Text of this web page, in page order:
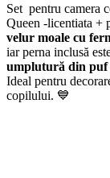
Set pentru camera
Queen -licentiata +
velur moale cu
iar perna inclusă
umplutură din puf
Ideal pentru
copilului. 💙